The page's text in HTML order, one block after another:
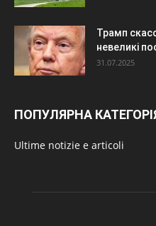
Трамп
невеликі
31.07.2025
ПОПУЛЯРНА
Ultime notizie e articoli